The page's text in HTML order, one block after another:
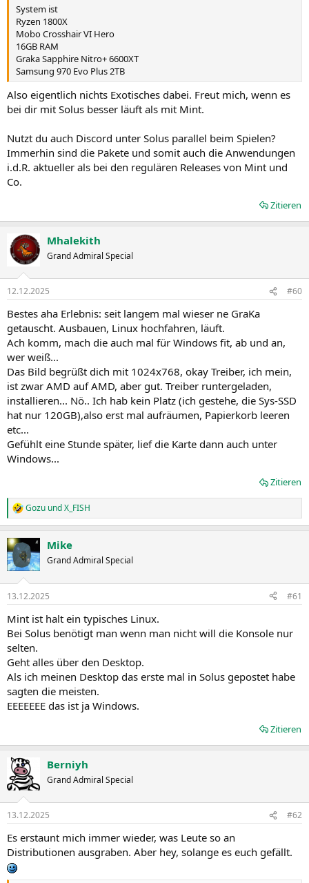
System ist
Ryzen 1800X
Mobo Crosshair VI Hero
16GB RAM
Graka Sapphire Nitro+ 6600XT
Samsung 970 Evo Plus 2TB
Also eigentlich nichts Exotisches dabei. Freut mich, wenn es
bei dir mit Solus besser läuft als mit Mint.
Nutzt du auch Discord unter Solus parallel beim Spielen?
Immerhin sind die Pakete und somit auch die Anwendungen
i.d.R. aktueller als bei den regulären Releases von Mint und
Co.
Zitieren
Mhalekith
Grand Admiral Special
12.12.2025 #60
Bestes aha Erlebnis: seit langem mal wieser ne GraKa
getauscht. Ausbauen, Linux hochfahren, läuft.
Ach komm, mach die auch mal für Windows fit, ab und an,
wer weiß...
Das Bild begrüßt dich mit 1024x768, okay Treiber, ich mein,
ist zwar AMD auf AMD, aber gut. Treiber runtergeladen,
installieren... Nö.. Ich hab kein Platz (ich gestehe, die Sys-SSD
hat nur 120GB),also erst mal aufräumen, Papierkorb leeren
etc...
Gefühlt eine Stunde später, lief die Karte dann auch unter
Windows...
Zitieren
R
e
k
t
i
e
:
Gozu undX_FISH
Mike
Grand Admiral Special
13.12.2025 #61
Mint ist halt ein typisches Linux.
Bei Solus benötigt man wenn man nicht will die Konsole nur
selten.
Geht alles über den Desktop.
Als ich meinen Desktop das erste mal in Solus gepostet habe
sagten die meisten.
EEEEEEE das ist ja Windows.
Zitieren
Berniyh
Grand Admiral Special
13.12.2025 #62
Es erstaunt mich immer wieder, was Leute so an
Distributionen ausgraben. Aber hey, solange es euch gefällt.